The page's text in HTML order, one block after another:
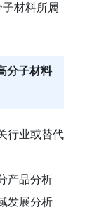
材料所属
分子材料
行业或替代
产品分析
发展分析